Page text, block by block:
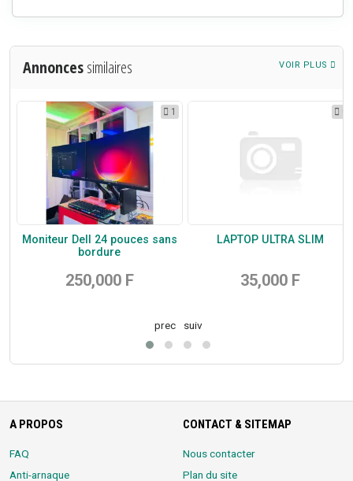
Annoncessimilaires VOIR PLUS
1
Moniteur Dell 24 pouces sans
bordure
250,000 F
LAPTOP ULTRA SLIM
35,000 F
prec suiv
A PROPOS
FAQ
Anti-arnaque
CONTACT & SITEMAP
Nous contacter
Plan du site